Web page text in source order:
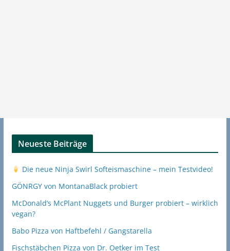
Neueste Beiträge
Die neue Ninja Swirl Softeismaschine – mein Testvideo!
GÖNRGY von MontanaBlack probiert
McDonald’s McPlant Nuggets und Burger probiert – wirklich
vegan?
Babo Pizza von Haftbefehl / Gangstarella
Fischstäbchen Pizza von Dr. Oetker im Test